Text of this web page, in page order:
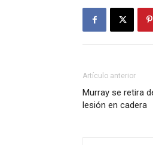
Artículo anterior
Murray se retira
lesión en cadera